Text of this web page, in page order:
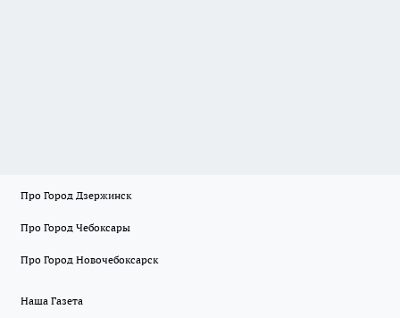
Про Город Дзержинск
Про Город Чебоксары
Про Город Новочебоксарск
Наша Газета